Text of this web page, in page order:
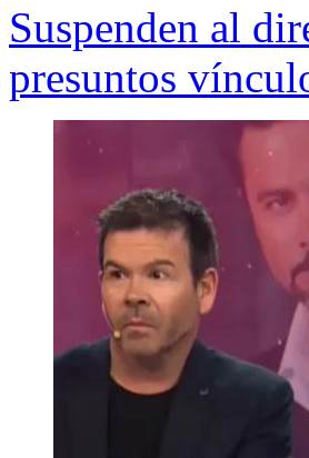
Suspenden al
presuntos